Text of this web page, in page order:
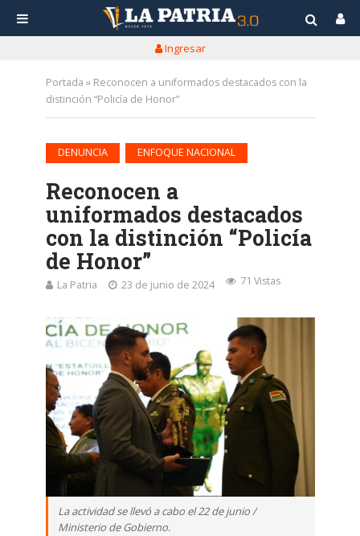
Ingresar
Portada » Reconocen a uniformados destacados con la
distinción “Policía de Honor”
DENUNCIA ENFOQUE NACIONAL
Reconocen a
uniformados destacados
con la distinción “Policía
de Honor”
La Patria 23 de junio de 2024 71 Vistas
La actividad se llevó a cabo el 22 de junio /
Ministerio de Gobierno.